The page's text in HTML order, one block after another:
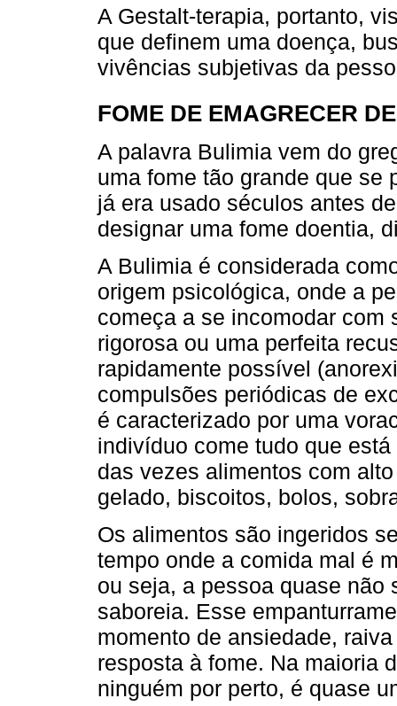
A Gestalt-terapia, portanto,
que definem uma doença,
vivências subjetivas da
FOME DE EMAGRECER
A palavra Bulimia vem do
uma fome tão grande que se
já era usado séculos antes
designar uma fome doentia,
A Bulimia é considerada
origem psicológica, onde a
começa a se incomodar com
rigorosa ou uma perfeita
rapidamente possível
compulsões periódicas de
é caracterizado por uma
indivíduo come tudo que
das vezes alimentos com
gelado, biscoitos, bolos,
Os alimentos são ingeridos
tempo onde a comida mal é
ou seja, a pessoa quase não
saboreia. Esse
momento de ansiedade,
resposta à fome. Na maioria
ninguém por perto, é quase